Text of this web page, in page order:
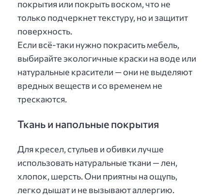
покрытия или покрыть воском, что не
только подчеркнет текстуру, но и защитит
поверхность.
Если всё-таки нужно покрасить мебель,
выбирайте экологичные краски на воде или
натуральные красители — они не выделяют
вредных веществ и со временем не
трескаются.
Ткань и напольные покрытия
Для кресел, стульев и обивки лучше
использовать натуральные ткани — лен,
хлопок, шерсть. Они приятны на ощупь,
легко дышат и не вызывают аллергию.